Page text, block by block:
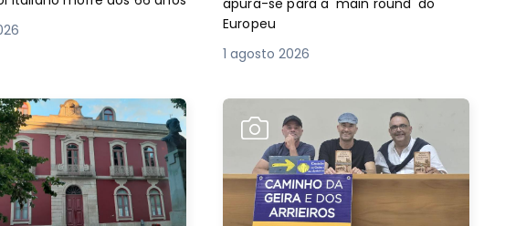
apura-se para a 'main round' do
Europeu
1 agosto 2026